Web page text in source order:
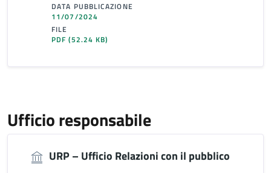
DATA PUBBLICAZIONE
11/07/2024
FILE
PDF(52.24 KB)
Ufficio responsabile
URP – Ufficio Relazioni con il pubblico